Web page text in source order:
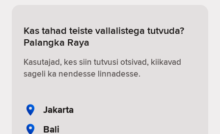
Kas tahad teiste vallalistega tutvuda?
Palangka Raya
Kasutajad, kes siin tutvusi otsivad, kiikavad
sageli ka nendesse linnadesse.
Jakarta
Bali